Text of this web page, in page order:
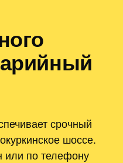
срочный
шоссе.
или по телефону